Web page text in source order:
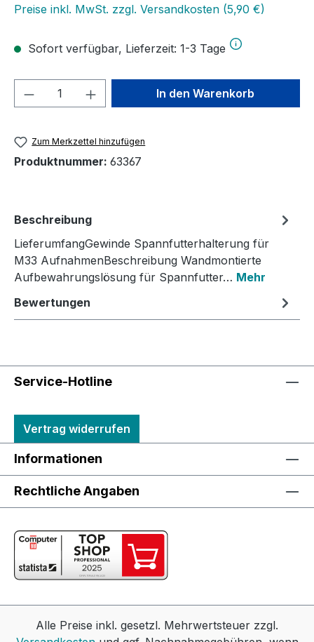
Preise inkl. MwSt. zzgl. Versandkosten (5,90 €)
Sofort verfügbar, Lieferzeit: 1-3 Tage
Produkt Anzahl: Gib denIn den Warenkorb
Zum Merkzettel hinzufügen
Produktnummer: 63367
Beschreibung
LieferumfangGewinde Spannfutterhalterung für
M33 AufnahmenBeschreibung Wandmontierte
Aufbewahrungslösung für Spannfutter… Mehr
Bewertungen
Service-Hotline
Vertrag widerrufen
Informationen
Rechtliche Angaben
Alle Preise inkl. gesetzl. Mehrwertsteuer zzgl.